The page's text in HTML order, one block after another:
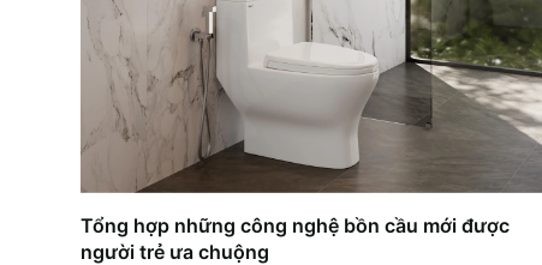
Tổng hợp những công nghệ bồn cầu mới được
người trẻ ưa chuộng